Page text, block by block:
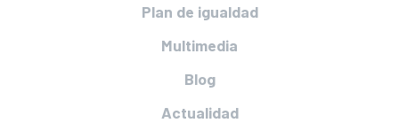
Plan de igualdad
Multimedia
Blog
Actualidad